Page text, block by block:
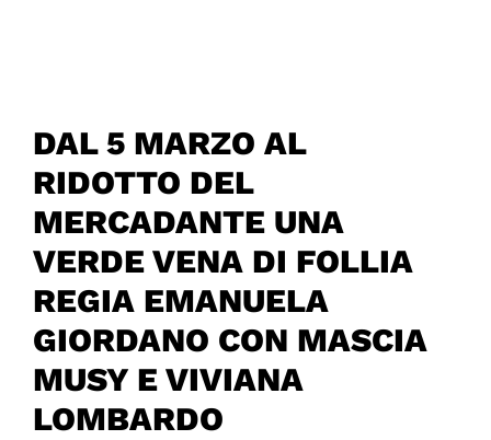
DAL 5 MARZO AL
RIDOTTO DEL
MERCADANTE UNA
VERDE VENA DI FOLLIA
REGIA EMANUELA
GIORDANO CON MASCIA
MUSY E VIVIANA
LOMBARDO